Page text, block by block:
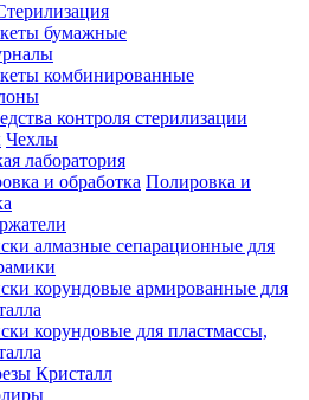
бумажные
комбинированные
контроля стерилизации
Чехлы
лаборатория
Полировка и
алмазные сепарационные для
корундовые армированные для
корундовые для пластмассы,
Кристалл